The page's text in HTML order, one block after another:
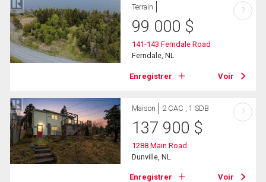
Terrain
99 000 $
141-143 Ferndale Road
Ferndale, NL
Enregistrer Voir
?
Maison 2 CAC , 1 SDB
137 900 $
1288 Main Road
Dunville, NL
Enregistrer Voir
?